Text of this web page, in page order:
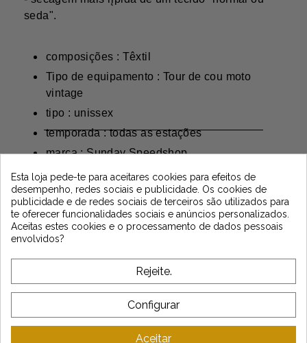
seda".
composições : Têxtil
Tipo de equipamento : Tour de cou moto
vintage
tipo : unissex
temporada : todas as estações
marca : Sunday Speedshop
Newsletter
*Dès 99€ d'achat. En vous abonnant à notre newsletter, vous reconnaissez avoir pris
l'acceptez.
SOBRE VINTAGE
ATENDIMENTO AO CLIENTE
Esta loja pede-te para aceitares cookies para efeitos de
desempenho, redes sociais e publicidade. Os cookies de
publicidade e de redes sociais de terceiros são utilizados para
te oferecer funcionalidades sociais e anúncios personalizados.
Aceitas estes cookies e o processamento de dados pessoais
envolvidos?
Rejeite.
Configurar
Aceitar